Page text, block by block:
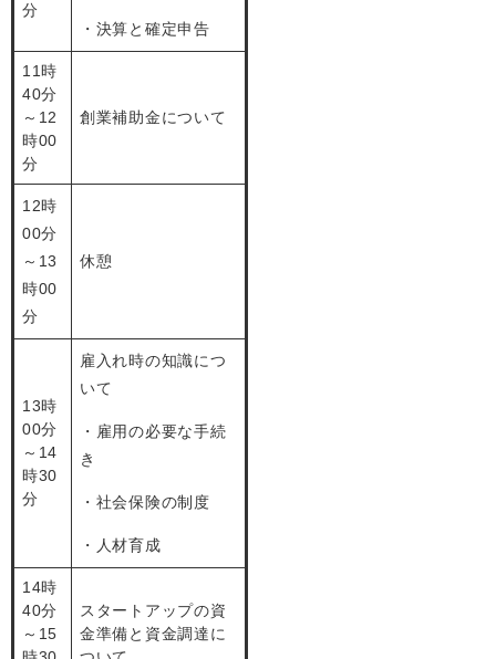
分
・決算と確定申告
11時
40分
～12
時00
分
創業補助金について
12時
00分
～13
時00
分
休憩
13時
00分
～14
時30
分
雇入れ時の知識につ
いて
・雇用の必要な手続
き
・社会保険の制度
・人材育成
14時
40分
～15
スタートアップの資
金準備と資金調達に